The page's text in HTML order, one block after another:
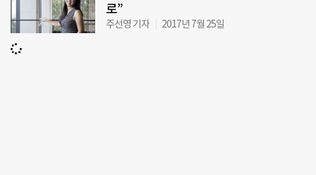
로”
주선영 기자 2017년 7월 25일